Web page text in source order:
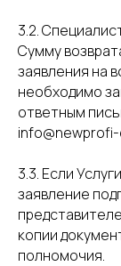
3.2.
Сумму
заявления на
необходимо
ответным
3.3. Если
заявление
копии
полномочия.